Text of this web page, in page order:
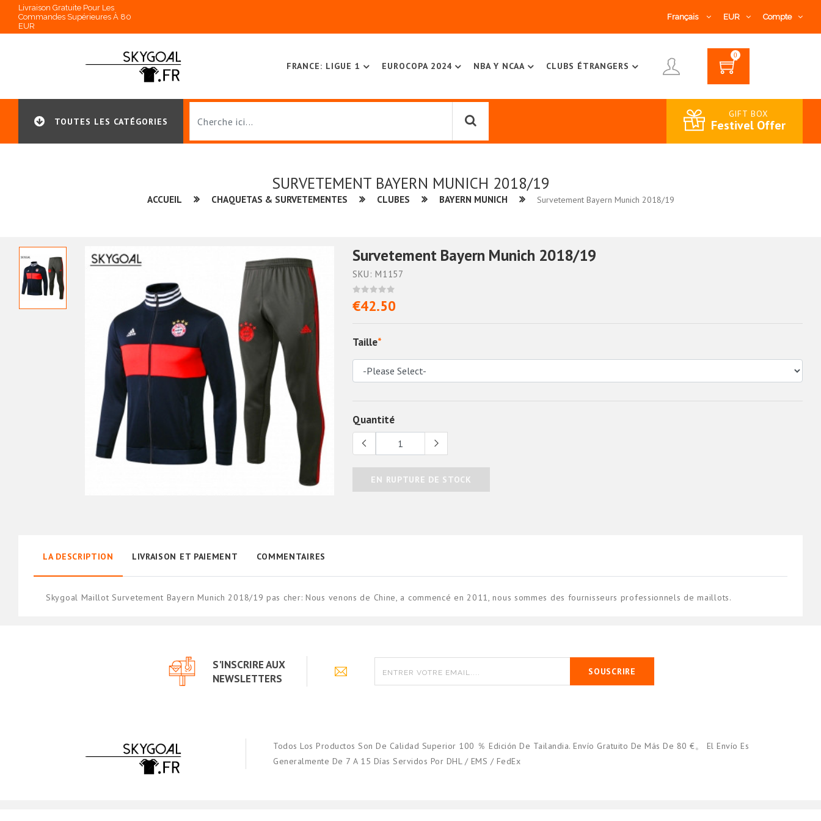
Livraison Gratuite Pour Les
Commandes Supérieures À 80
EUR
Français EUR Compte
FRANCE: LIGUE 1 EUROCOPA 2024 NBA Y NCAA CLUBS ÉTRANGERS
0
TOUTES LES CATÉGORIES
GIFT BOX
Festivel Offer
SURVETEMENT BAYERN MUNICH 2018/19
ACCUEIL CHAQUETAS & SURVETEMENTES CLUBES BAYERN MUNICH Survetement Bayern Munich 2018/19
Survetement Bayern Munich 2018/19
SKU: M1157
€42.50
Taille*
Quantité
EN RUPTURE DE STOCK
LA DESCRIPTION LIVRAISON ET PAIEMENT COMMENTAIRES
Skygoal Maillot Survetement Bayern Munich 2018/19 pas cher: Nous venons de Chine, a commencé en 2011, nous sommes des fournisseurs professionnels de maillots.
S'INSCRIRE AUX
NEWSLETTERS
SOUSCRIRE
Todos Los Productos Son De Calidad Superior 100 ％ Edición De Tailandia. Envío Gratuito De Más De 80 €。 El Envío Es
Generalmente De 7 A 15 Días Servidos Por DHL / EMS / FedEx